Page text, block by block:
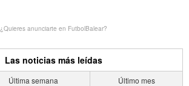
¿Quieres anunciarte en FutbolBalear?
Las noticias más leídas
Última semana Último mes